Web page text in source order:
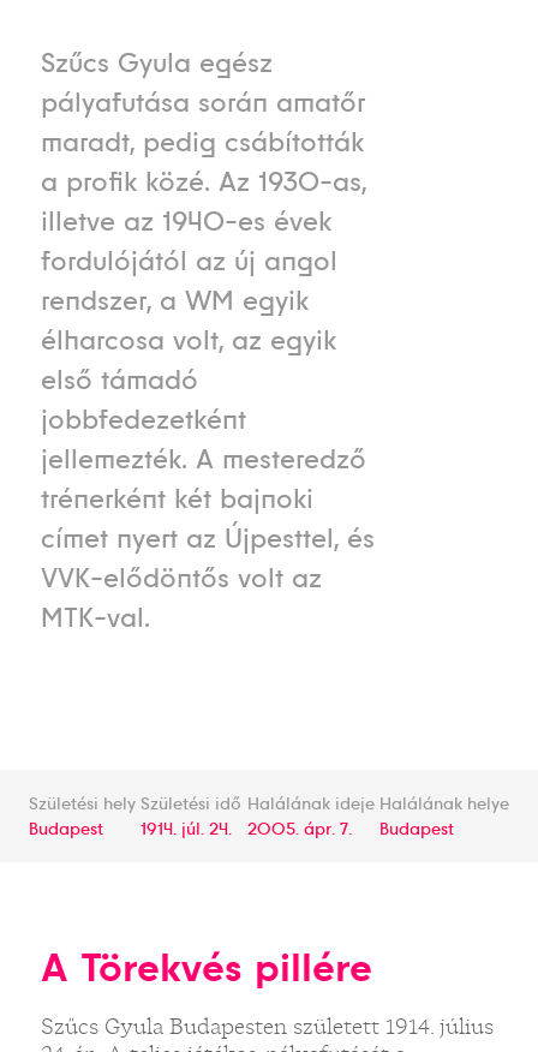
Szűcs Gyula egész
pályafutása során amatőr
maradt, pedig csábították
a profik közé. Az 1930-as,
illetve az 1940-es évek
fordulójától az új angol
rendszer, a WM egyik
élharcosa volt, az egyik
első támadó
jobbfedezetként
jellemezték. A mesteredző
trénerként két bajnoki
címet nyert az Újpesttel, és
VVK-elődöntős volt az
MTK-val.
Születési hely
Budapest
Születési idő
1914. júl. 24.
Halálának ideje
2005. ápr. 7.
Halálának helye
Budapest
A Törekvés pillére
Szűcs Gyula Budapesten született 1914. július